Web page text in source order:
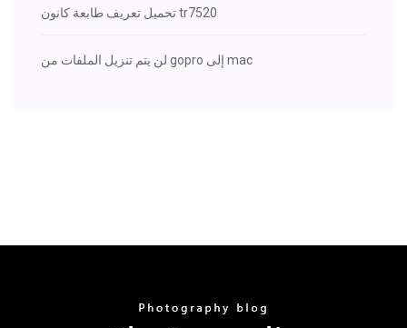
تحميل تعريف طابعة كانون tr7520
لن يتم تنزيل الملفات من gopro إلى mac